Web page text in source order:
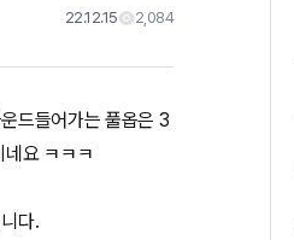
22.12.15 2,084
드들어가는 풀옵은 3
요 ㅋㅋㅋ
다.